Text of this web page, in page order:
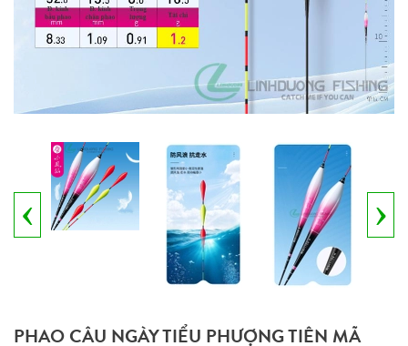
‹ ›
PHAO CÂU NGÀY TIỂU PHƯỢNG TIÊN MÃ